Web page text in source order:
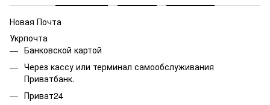
Новая Почта
Укрпочта
Банковской картой
Через кассу или терминал самообслуживания
Приватбанк.
Приват24